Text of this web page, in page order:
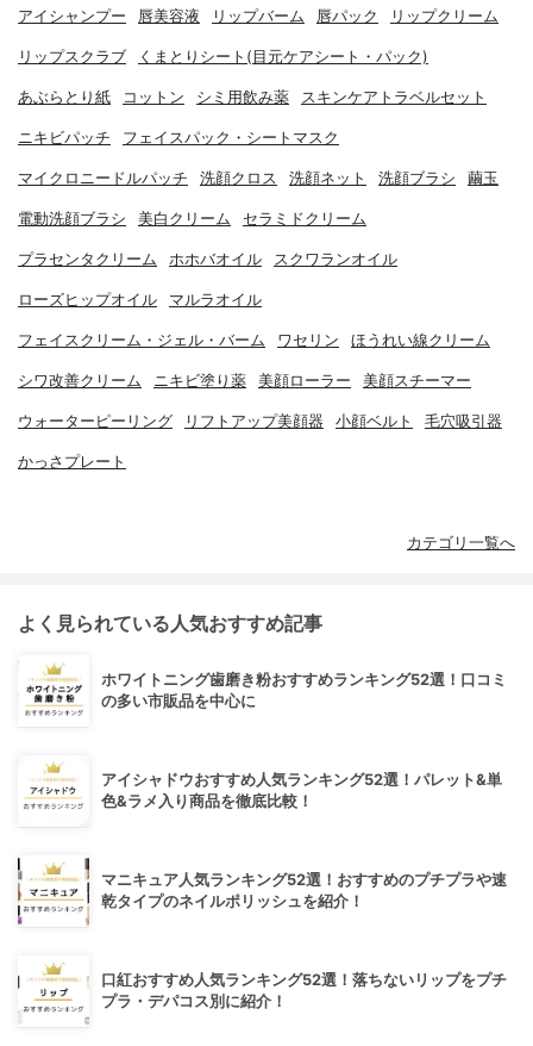
アイシャンプー 唇美容液 リップバーム 唇パック リップクリーム
リップスクラブ くまとりシート(目元ケアシート・パック)
あぶらとり紙 コットン シミ用飲み薬 スキンケアトラベルセット
ニキビパッチ フェイスパック・シートマスク
マイクロニードルパッチ 洗顔クロス 洗顔ネット 洗顔ブラシ 繭玉
電動洗顔ブラシ 美白クリーム セラミドクリーム
プラセンタクリーム ホホバオイル スクワランオイル
ローズヒップオイル マルラオイル
フェイスクリーム・ジェル・バーム ワセリン ほうれい線クリーム
シワ改善クリーム ニキビ塗り薬 美顔ローラー 美顔スチーマー
ウォーターピーリング リフトアップ美顔器 小顔ベルト 毛穴吸引器
かっさプレート
カテゴリ一覧へ
よく見られている人気おすすめ記事
ホワイトニング歯磨き粉おすすめランキング52選！口コミ
の多い市販品を中心に
アイシャドウおすすめ人気ランキング52選！パレット&単
色&ラメ入り商品を徹底比較！
マニキュア人気ランキング52選！おすすめのプチプラや速
乾タイプのネイルポリッシュを紹介！
口紅おすすめ人気ランキング52選！落ちないリップをプチ
プラ・デパコス別に紹介！